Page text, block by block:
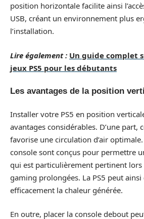
position horizontale facilite ainsi
USB, créant un environnement plus
l’installation.
Lire également : Un guide complet
jeux PS5 pour les débutants
Les avantages de la position
Installer votre PS5 en position
avantages considérables. D’une part,
favorise une circulation d’air
console sont conçus pour permettre
qui est particulièrement pertinent lors
gaming prolongées. La PS5 peut
efficacement la chaleur générée.
En outre, placer la console debout